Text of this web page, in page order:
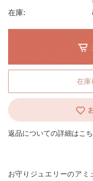
在庫:
在庫
返品についての詳細はこ
お守りジュエリーのア